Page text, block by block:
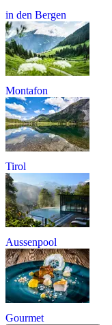
in den Bergen
Montafon
Tirol
Aussenpool
Gourmet